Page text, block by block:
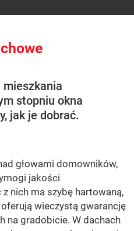
mieszkania
stopniu okna
jak je dobrać.
głowami domowników,
jakości
nich ma szybę hartowaną,
wieczystą gwarancję
na gradobicie. W dachach